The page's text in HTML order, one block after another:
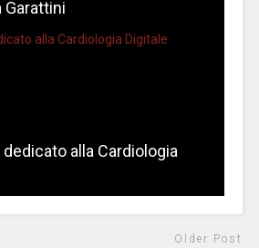
Garattini
dedicato alla Cardiologia
Older Post